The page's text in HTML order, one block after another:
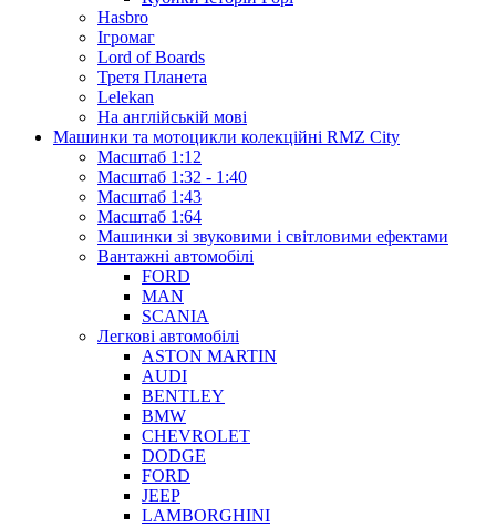
Hasbro
Ігромаг
Lord of Boards
Третя Планета
Lelekan
На англійській мові
Машинки та мотоцикли колекційні RMZ City
Масштаб 1:12
Масштаб 1:32 - 1:40
Масштаб 1:43
Масштаб 1:64
Машинки зі звуковими і світловими ефектами
Вантажні автомобілі
FORD
MAN
SCANIA
Легкові автомобілі
ASTON MARTIN
AUDI
BENTLEY
BMW
CHEVROLET
DODGE
FORD
JEEP
LAMBORGHINI